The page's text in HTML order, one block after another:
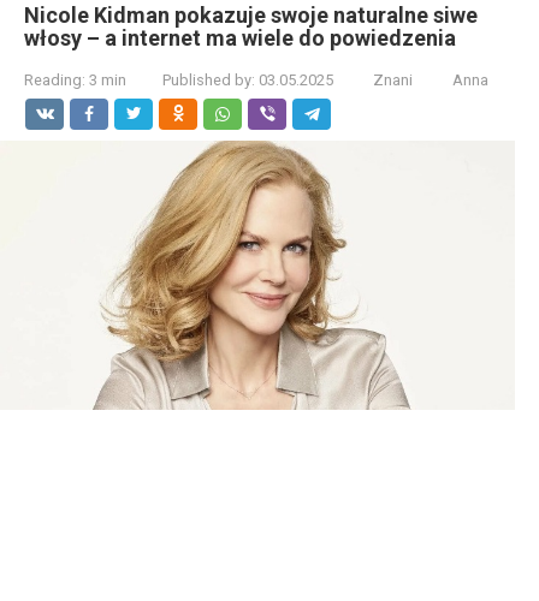
Nicole Kidman pokazuje swoje naturalne siwe
włosy – a internet ma wiele do powiedzenia
Reading: 3 min Published by: 03.05.2025 Znani Anna